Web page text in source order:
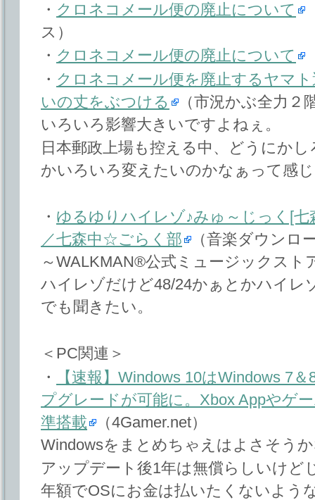
・ クロネコメール便の廃止について
ス）
・ クロネコメール便の廃止について
・ クロネコメール便を廃止するヤマ
いの丈をぶつける
（市況かぶ全力２
いろいろ影響大きいですよねぇ。
日本郵政上場も控える中、どうにか
かいろいろ変えたいのかなぁって感
・ ゆるゆりハイレゾ♪みゅ～じっく[
／七森中☆ごらく部
（音楽ダウンロ
～WALKMAN®公式ミュージックスト
ハイレゾだけど48/24かぁとかハイレ
でも聞きたい。
＜PC関連＞
・
【速報】Windows 10はWindows 7
プグレードが可能に。Xbox Appやゲ
準搭載
（4Gamer.net）
Windowsをまとめちゃえはよさそう
アップデート後1年は無償らしいけど
年額でOSにお金は払いたくないよう